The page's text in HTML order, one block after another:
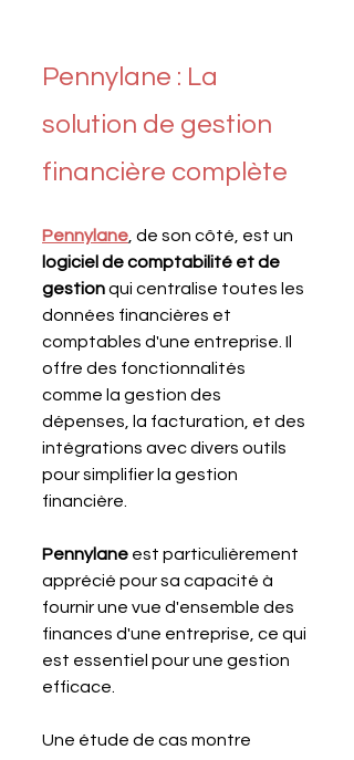
Pennylane : La
solution de gestion
financière complète
Pennylane , de son côté, est un
logiciel de comptabilité et de
gestion qui centralise toutes les
données financières et
comptables d'une entreprise. Il
offre des fonctionnalités
comme la gestion des
dépenses, la facturation, et des
intégrations avec divers outils
pour simplifier la gestion
financière.
Pennylane est particulièrement
apprécié pour sa capacité à
fournir une vue d'ensemble des
finances d'une entreprise, ce qui
est essentiel pour une gestion
efficace.
Une étude de cas montre